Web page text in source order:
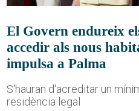
El Govern endureix
accedir als nous
impulsa a Palma
S'hauran d'acreditar un
residència legal